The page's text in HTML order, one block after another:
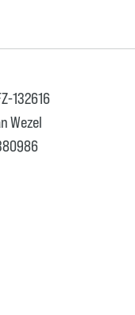
132616
Wezel